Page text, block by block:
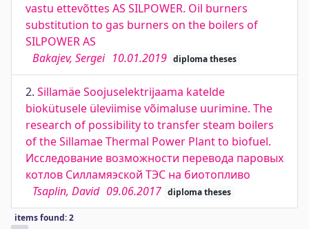
vastu ettevõttes AS SILPOWER. Oil burners
substitution to gas burners on the boilers of
SILPOWER AS
Bakajev, Sergei 10.01.2019 diploma theses
2. Sillamäe Soojuselektrijaama katelde
biokütusele üleviimise võimaluse uurimine. The
research of possibility to transfer steam boilers
of the Sillamae Thermal Power Plant to biofuel.
Исследование возможности перевода паровых
котлов Силламяэской ТЭС на биотопливо
Tsaplin, David 09.06.2017 diploma theses
items found: 2